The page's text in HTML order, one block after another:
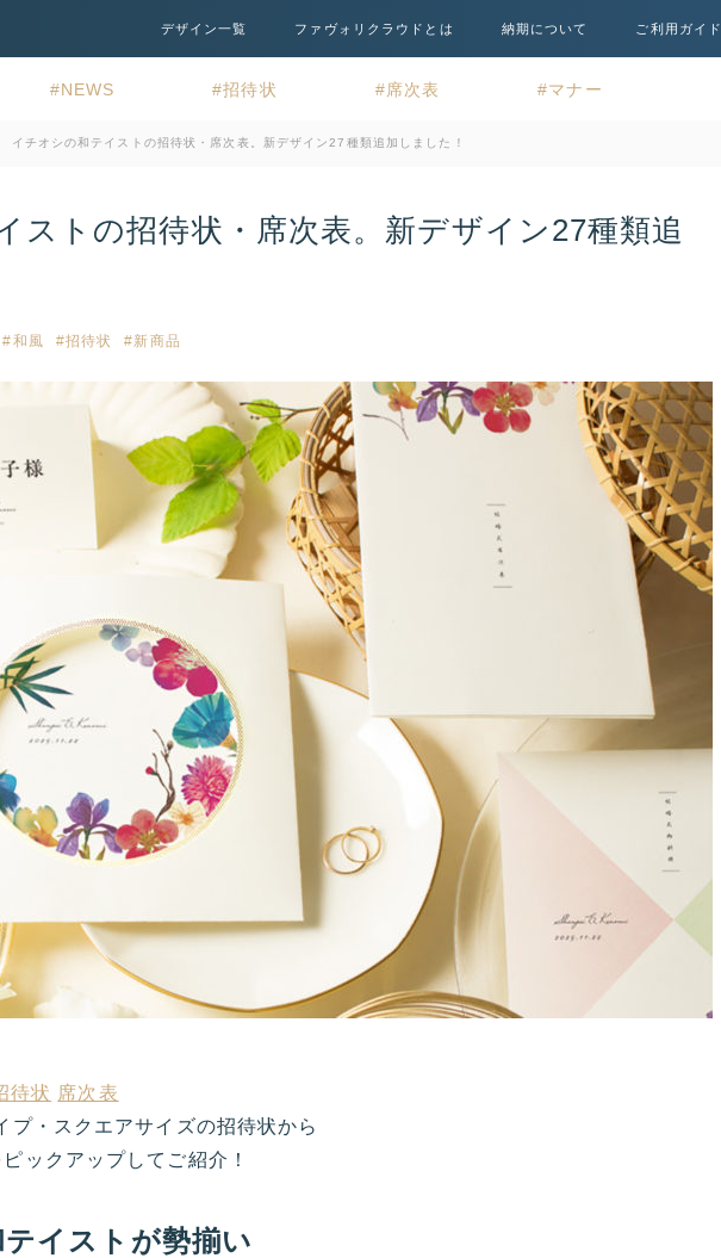
デザイン一覧 ファヴォリクラウドとは 納期について ご利用ガイド
NEWS 招待状 席次表 マナー
イチオシの和テイストの招待状・席次表。新デザイン27種類追加しました！
ストの招待状・席次表。新デザイン27種類追
和風 招待状 新商品
待状 席次表
プ・スクエアサイズの招待状から
ックアップしてご紹介！
イストが勢揃い